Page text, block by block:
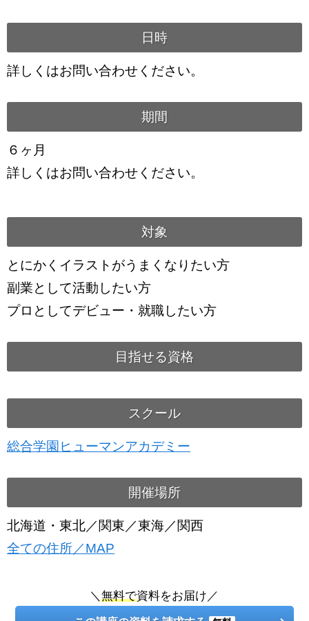
日時
詳しくはお問い合わせください。
期間
６ヶ月
詳しくはお問い合わせください。
対象
とにかくイラストがうまくなりたい方
副業として活動したい方
プロとしてデビュー・就職したい方
目指せる資格
スクール
総合学園ヒューマンアカデミー
開催場所
北海道・東北／関東／東海／関西
全ての住所／MAP
＼無料で資料をお届け／